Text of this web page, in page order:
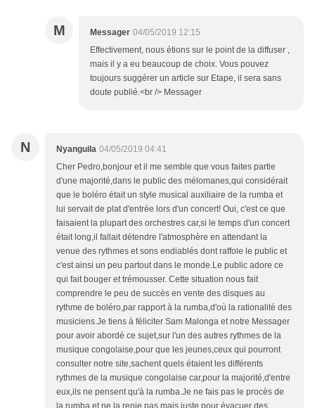
M Messager 04/05/2019 12:15
Effectivement, nous étions sur le point de la diffuser ,
mais il y a eu beaucoup de choix. Vous pouvez
toujours suggérer un article sur Etape, il sera sans
doute publié.<br /> Messager
N Nyanguila 04/05/2019 04:41
Cher Pedro,bonjour et il me semble que vous faites partie
d'une majorité,dans le public des mélomanes,qui considérait
que le boléro était un style musical auxiliaire de la rumba et
lui servait de plat d'entrée lors d'un concert! Oui, c'est ce que
faisaient la plupart des orchestres car,si le temps d'un concert
était long,il fallait détendre l'atmosphère en attendant la
venue des rythmes et sons endiablés dont raffole le public et
c'est ainsi un peu partout dans le monde.Le public adore ce
qui fait bouger et trémousser. Cette situation nous fait
comprendre le peu de succès en vente des disques au
rythme de boléro,par rapport à la rumba,d'où la rationalité des
musiciens.Je tiens à féliciter Sam Malonga et notre Messager
pour avoir abordé ce sujet,sur l'un des autres rythmes de la
musique congolaise,pour que les jeunes,ceux qui pourront
consulter notre site,sachent quels étaient les différents
rythmes de la musique congolaise car,pour la majorité,d'entre
eux,ils ne pensent qu'à la rumba.Je ne fais pas le procès de
la rumba et ne la renie pas mais juste pour évacuer des